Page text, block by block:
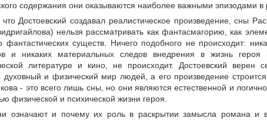
содержания они оказываются наиболее важными эпизодами в
Достоевский создавал реалистическое произведение, сны
нельзя рассматривать как фантасмагорию, как
фантастических существ. Ничего подобного не происходит:
и никаких материальных следов внедрения в жизнь
литературе и кино, не происходит. Достоевский верен
духовный и физический мир людей, а его произведение
- это всего лишь сны, но они являются естественной и
физической и психической жизни героя.
означают и почему их роль в раскрытии замысла романа и